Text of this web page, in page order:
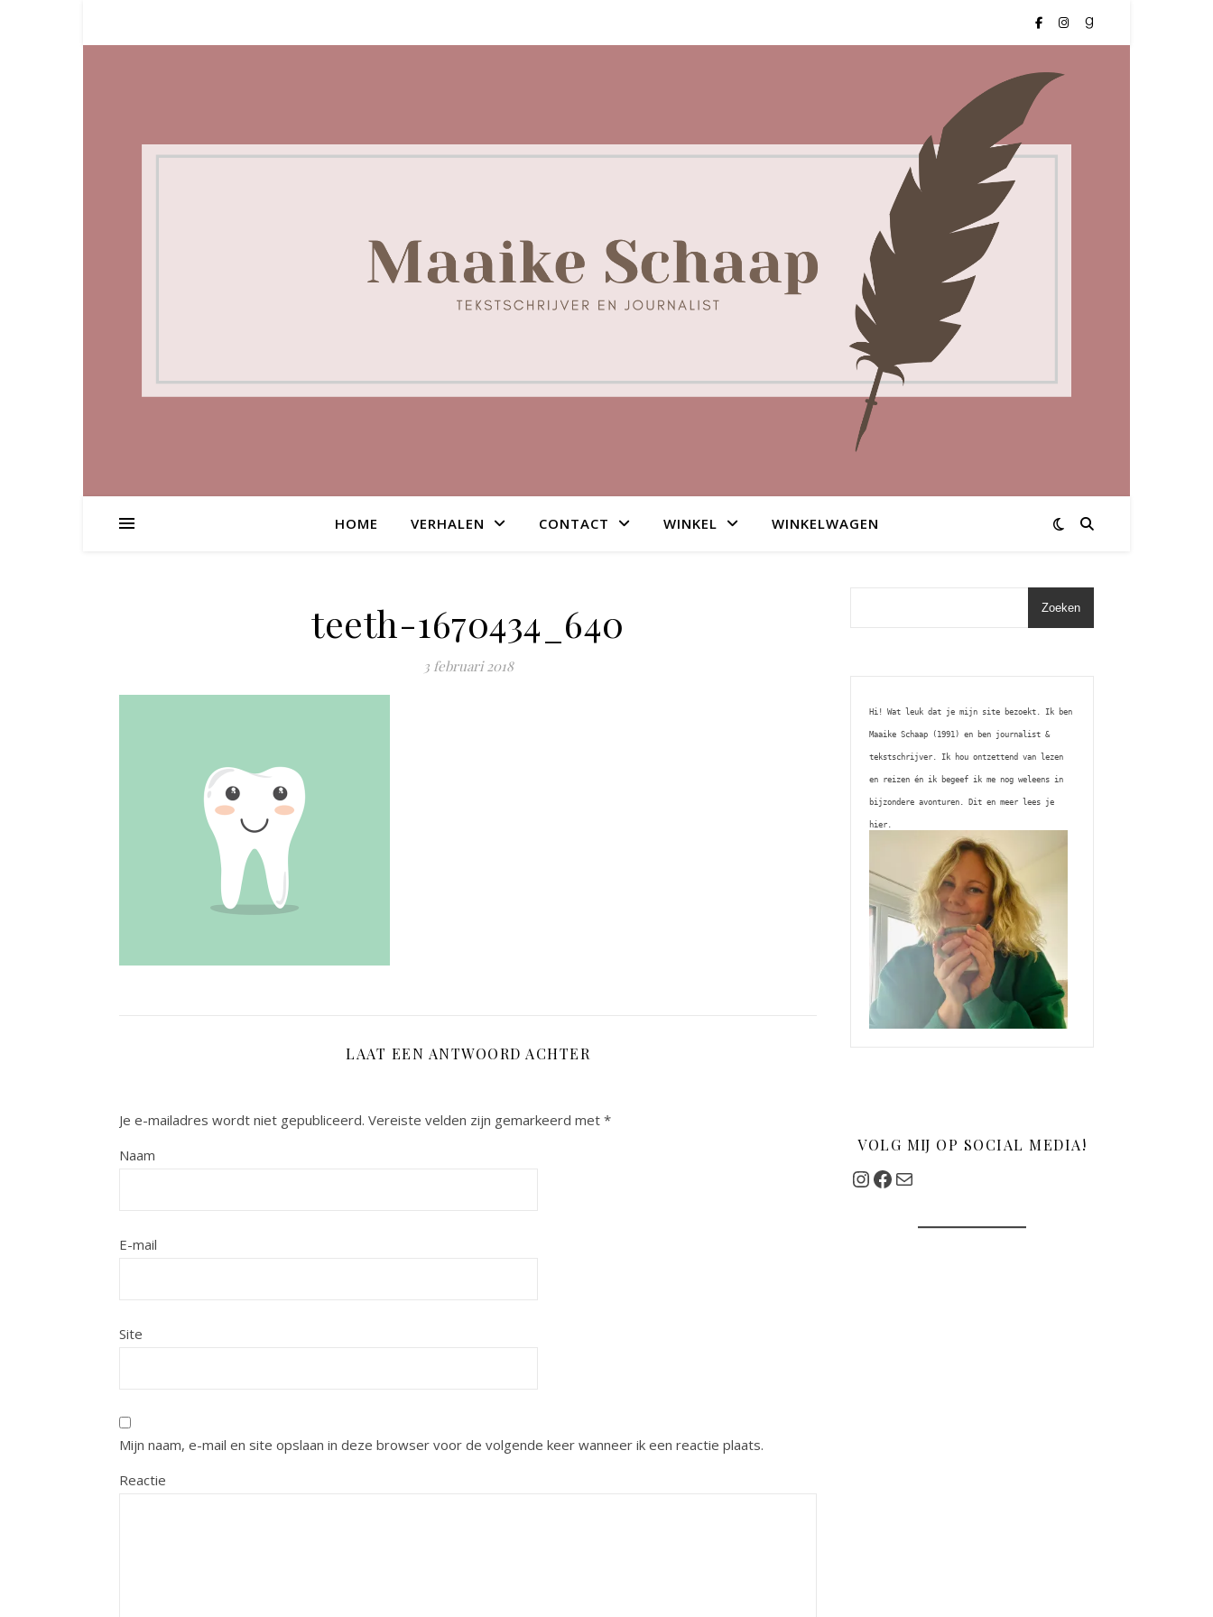
HOME VERHALEN CONTACT WINKEL WINKELWAGEN
teeth-1670434_640
3 februari 2018
LAAT EEN ANTWOORD ACHTER
Je e-mailadres wordt niet gepubliceerd. Vereiste velden zijn gemarkeerd met *
Naam
E-mail
Site
Mijn naam, e-mail en site opslaan in deze browser voor de volgende keer wanneer ik een reactie plaats.
Reactie
Zoeken
Hi! Wat leuk dat je mijn site bezoekt. Ik ben
Maaike Schaap (1991) en ben journalist &
tekstschrijver. Ik hou ontzettend van lezen
en reizen én ik begeef ik me nog weleens in
bijzondere avonturen. Dit en meer lees je
hier.
VOLG MIJ OP SOCIAL MEDIA!
Instagram
Facebook
Mail